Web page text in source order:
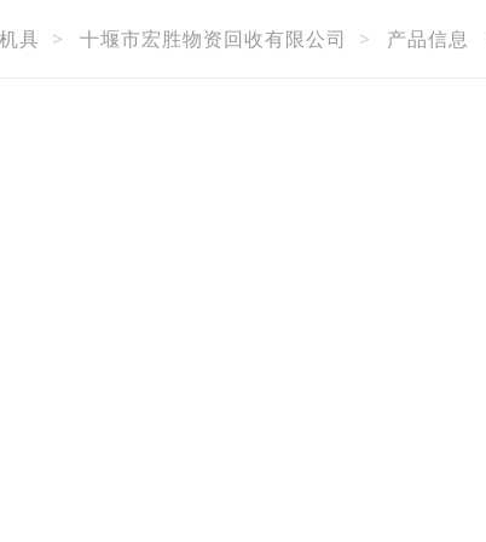
具 > 十堰市宏胜物资回收有限公司 > 产品信息